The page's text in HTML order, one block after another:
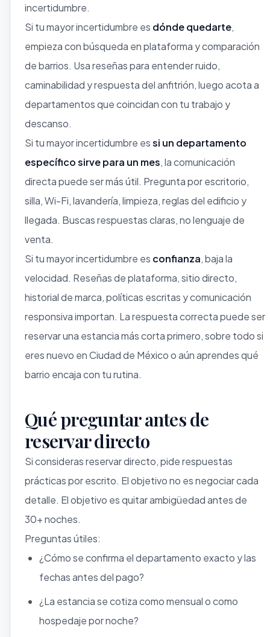
incertidumbre.
Si tu mayor incertidumbre es dónde quedarte,
empieza con búsqueda en plataforma y comparación
de barrios. Usa reseñas para entender ruido,
caminabilidad y respuesta del anfitrión, luego acota a
departamentos que coincidan con tu trabajo y
descanso.
Si tu mayor incertidumbre essi un departamento
específico sirve para un mes, la comunicación
directa puede ser más útil. Pregunta por escritorio,
silla, Wi-Fi, lavandería, limpieza, reglas del edificio y
llegada. Buscas respuestas claras, no lenguaje de
venta.
Si tu mayor incertidumbre es confianza, baja la
velocidad. Reseñas de plataforma, sitio directo,
historial de marca, políticas escritas y comunicación
responsiva importan. La respuesta correcta puede ser
reservar una estancia más corta primero, sobre todo si
eres nuevo en Ciudad de México o aún aprendes qué
barrio encaja con tu rutina.
Qué preguntar antes de
reservar directo
Si consideras reservar directo, pide respuestas
prácticas por escrito. El objetivo no es negociar cada
detalle. El objetivo es quitar ambigüedad antes de
30+ noches.
Preguntas útiles:
¿Cómo se confirma el departamento exacto y las
fechas antes del pago?
¿La estancia se cotiza como mensual o como
hospedaje por noche?